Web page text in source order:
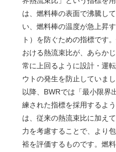
は、燃料棒の表面で沸騰し
い、燃料棒の温度が急上昇
ト）を防ぐための指標です
おける熱流束比が、あらか
常に上回るように設計・運
ウトの発生を防止していま
以降、BWRでは「最小限界
練された指標を採用するよ
は、従来の熱流束比に加え
力を考慮することで、より
裕を評価するものです。燃